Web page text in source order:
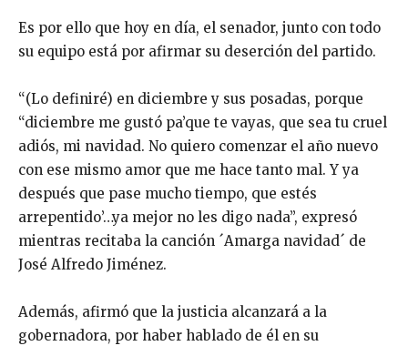
Es por ello que hoy en día, el senador, junto con todo
su equipo está por afirmar su deserción del partido.
“(Lo definiré) en diciembre y sus posadas, porque
“diciembre me gustó pa’que te vayas, que sea tu cruel
adiós, mi navidad. No quiero comenzar el año nuevo
con ese mismo amor que me hace tanto mal. Y ya
después que pase mucho tiempo, que estés
arrepentido’…ya mejor no les digo nada”, expresó
mientras recitaba la canción ´Amarga navidad´ de
José Alfredo Jiménez.
Además, afirmó que la justicia alcanzará a la
gobernadora, por haber hablado de él en su